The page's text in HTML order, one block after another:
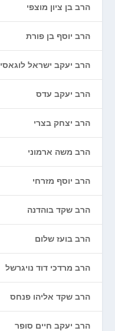
הרב בן ציון מוצפי
הרב יוסף בן פורת
הרב יעקב ישראל לוגאסי
הרב יעקב עדס
הרב יצחק בצרי
הרב משה ארמוני
הרב יוסף מזרחי
הרב שקד בוהדנה
הרב בועז שלום
הרב מרדכי דוד נויגרשל
הרב שקד אליהו פנחס
הרב יעקב חיים סופר